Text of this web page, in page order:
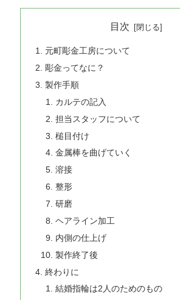
目次
元町彫金工房について
彫金ってなに？
製作手順
カルテの記入
担当スタッフについて
槌目付け
金属棒を曲げていく
溶接
整形
研磨
ヘアライン加工
内側の仕上げ
製作終了後
終わりに
結婚指輪は2人のためのもの